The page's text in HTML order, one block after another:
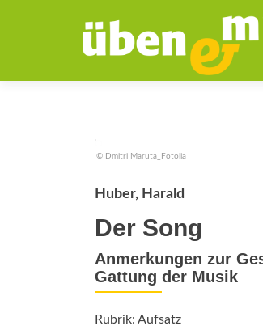
© Dmitri Maruta_Fotolia
Huber, Harald
Der Song
Anmerkungen zur
Gattung der Musik
Rubrik: Aufsatz